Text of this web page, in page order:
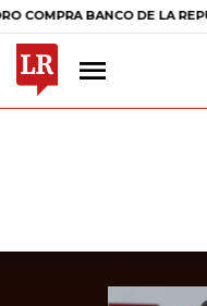
BANCO DE LA REPÚBLICA